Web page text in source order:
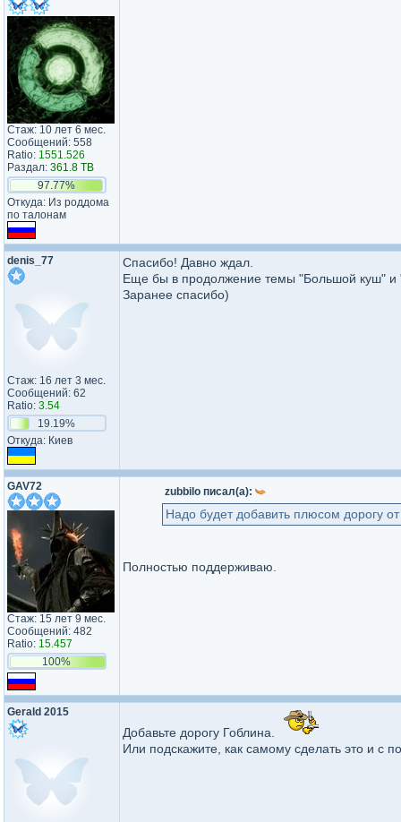
Стаж: 10 лет 6 мес.
Сообщений: 558
Ratio: 1551.526
Раздал: 361.8 TB
97.77%
Откуда: Из роддома
по талонам
denis_77
Стаж: 16 лет 3 мес.
Сообщений: 62
Ratio: 3.54
19.19%
Откуда: Киев
Спасибо! Давно ждал.
Еще бы в продолжение темы "Большой куш" и
Заранее спасибо)
GAV72
Стаж: 15 лет 9 мес.
Сообщений: 482
Ratio: 15.457
100%
zubbilo писал(а):
Надо будет добавить плюсом дорогу
Полностью поддерживаю.
Gerald 2015
Добавьте дорогу Гоблина.
Или подскажите, как самому сделать это и с